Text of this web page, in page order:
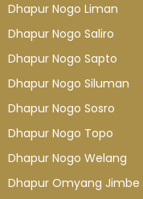
Dhapur Nogo Liman
Dhapur Nogo Saliro
Dhapur Nogo Sapto
Dhapur Nogo Siluman
Dhapur Nogo Sosro
Dhapur Nogo Topo
Dhapur Nogo Welang
Dhapur Omyang Jimbe